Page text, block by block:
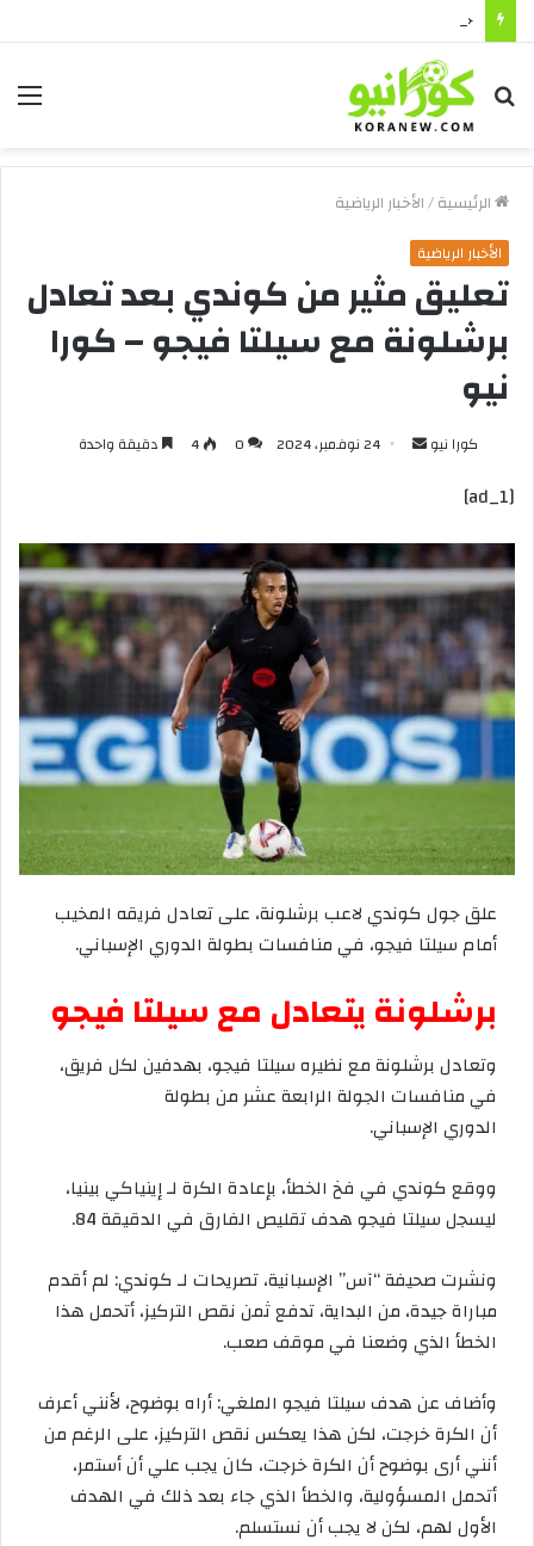
بحث
عن
الرئيسية/الأخبار الرياضية
الأخبار الرياضية
تعليق مثير من كوندي بعد تعادل
برشلونة مع سيلتا فيجو – كورا
نيو
كورا نيو
أرسل 24 نوفمبر، 2024 0
4 دقيقة واحدة
[ad_1]
علقجول كونديلاعببرشلونة، علىتعادل فريقه المخيب
أمامسيلتا فيجو، فيمنافساتبطولة الدوري الإسباني.
برشلونةيتعادل معسيلتا فيجو
وتعادلبرشلونةمعنظيرهسيلتا فيجو، بهدفين لكل فريق،
فيمنافسات الجولة الرابعةعشرمنبطولة
الدوري الإسباني.
ووقع كوندي في فخ الخطأ، بإعادة الكرة لـإينياكيبينيا،
ليسجلسيلتا فيجوهدفتقليص الفارق في الدقيقة
ونشرتصحيفة“آس” الإسبانية،تصريحات لـ كوندي: لمأقدم
مباراةجيدة، من البداية،تدفعثمننقص التركيز،أتحملهذا
الخطأ الذي وضعنا فيموقفصعب.
وأضافعنهدفسيلتا فيجو الملغي:أراهبوضوح، لأننيأعرف
أن الكرةخرجت، لكنهذا يعكسنقص التركيز، على الرغممن
أننيأرىبوضوحأن الكرةخرجت، كانيجبعليأنأستمر،
أتحمل المسؤولية، والخطأ الذيجاءبعدذلك في الهدف
الأول لهم، لكنلايجبأننستسلم.